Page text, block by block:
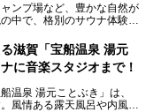
入れる施設もありますよ。
ンプ場など、豊かな自然が
中で、格別のサウナ体験を
泉 北近江の湯」で朝から
！ サウナ設備やサウナド
滋賀「宝船温泉 湯元
に音楽スタジオまで！
温泉 湯元ことぶき」は、
風情ある露天風呂や内風